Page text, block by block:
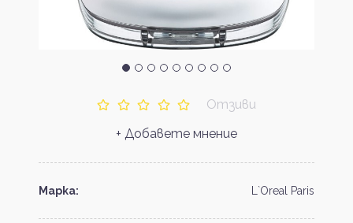
Отзиви
+ Добавете мнение
Марка: L`Oreal Paris